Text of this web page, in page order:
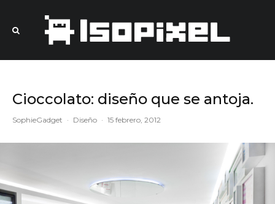
Cioccolato: diseño que se antoja.
SophieGadget · Diseño · 15 febrero, 2012